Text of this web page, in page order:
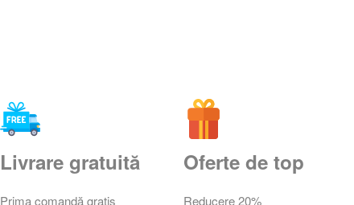
Livrare gratuită
Prima comandă gratis
Oferte de top
Reducere 20%